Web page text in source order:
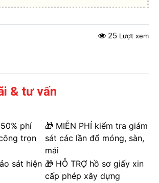
25 Lượt xem
& tư vấn
phí
trọn
🎁 MIỄN PHÍ kiểm tra giám
sát các lần đổ móng, sàn,
mái
sát hiện 🎁 HỖ TRỢ hồ sơ giấy xin
cấp phép xây dựng